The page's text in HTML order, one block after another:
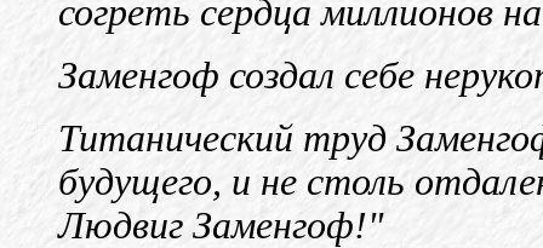
согреть сердца миллионов
Заменгоф создал себе
Титанический труд
будущего, и не столь
Людвиг Заменгоф!"